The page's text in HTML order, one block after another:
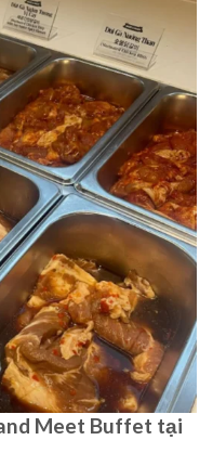
Meet Buffet tại